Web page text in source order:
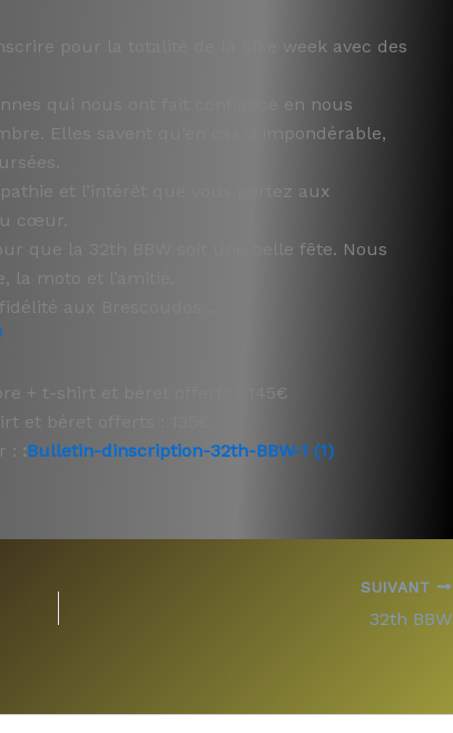
pour la totalité de la bike week avec des
qui nous ont fait confiance en nous
Elles savent qu’en cas d’impondérable,
et l’intérêt que vous portez aux
cœur.
que la 32th BBW soit une belle fête. Nous
moto et l’amitié.
aux Brescoudos…
+ t-shirt et béret offerts : 145€
et béret offerts : 135€
: :Bulletin-dinscription-32th-BBW-1 (1)
SUIVANT
32th BBW